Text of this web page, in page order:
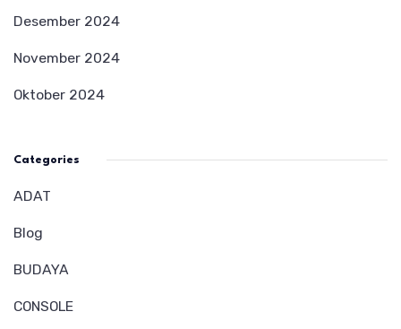
Desember 2024
November 2024
Oktober 2024
Categories
ADAT
Blog
BUDAYA
CONSOLE